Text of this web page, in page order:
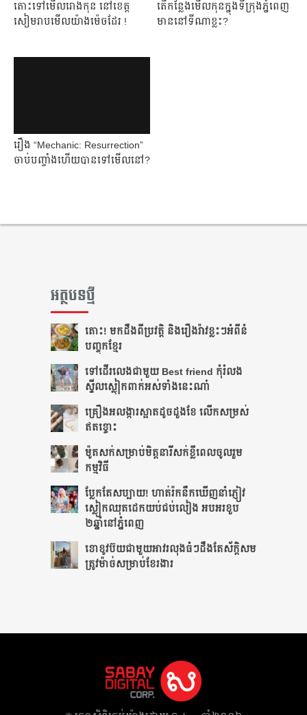
តោះទៅមើលរោងកុន នៅខេត្ត
សៀមរាបមើលយ៉ាងម៉េចដែរ !
តើកន្លែងមើលកុនក្នុងទីក្រុងភ្នំពេញ
មាននៅទីណាខ្លះ?
រឿង “Mechanic: Resurrection”
ចាប់​បញ្ចាំង​ហើយ​បាន​ទៅ​មើល​នៅ?
អត្ថបទថ្មី
តោះ! មកដឹងពីប្រវត្តិ និងរឿងរ៉ាវខ្លះៗអំពីនំ
បញ្ចុកខ្មែរ
ទៅដើរលេងជាមួយ Best friend កុំរំលង
ស្ទីលស្លៀកពាក់អស់ទាំងនេះណា៎
គ្រឿងអលង្ការស្អាតដូចដួងខែ លើកសម្រស់
ឥតខ្ចោះ
ម៉ូតសក់សម្រាប់មិត្តនារីសក់ខ្លីពេលចូលរួម
កម្មវិធី
ប្លែកតែសប្បាយ! ហាត់រ៉កនឹកឃើញនាំភ្ញៀវ
ស្លៀកឈុតដេកយប់ជប់លៀង អបអរខួប
២ឆ្នាំនៅភ្នំពេញ
ខោខូវប៊យជាមួយអាវរលុងធំៗដឹងតែ​ស័ក្ដិសម​
ត្រូវម៉ាច់សម្រាប់ខែរងារ